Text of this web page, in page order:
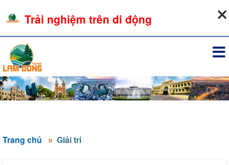
Trang chủ Giải trí
Trải nghiệm trên di động